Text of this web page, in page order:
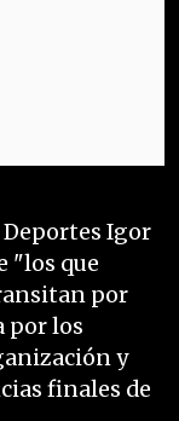
Igor
"los que
por
por los
y
finales de